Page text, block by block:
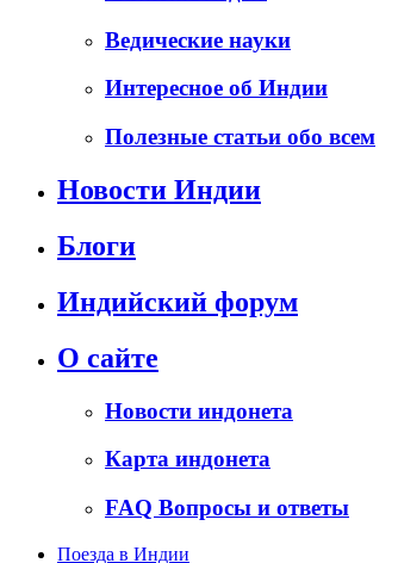
Ведические науки
Интересное об Индии
Полезные статьи обо всем
Новости Индии
Блоги
Индийский форум
О сайте
Новости индонета
Карта индонета
FAQ Вопросы и ответы
Поезда в Индии